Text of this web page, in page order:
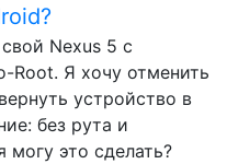
Nexus 5 с
Я хочу отменить
устройство в
без рута и
могу это сделать?